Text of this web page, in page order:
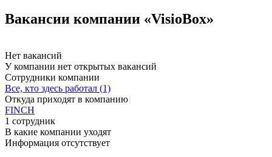
Вакансии компании «VisioBox»
Нет вакансий
У компании нет открытых вакансий
Сотрудники компании
Все, кто здесь работал (1)
Откуда приходят в компанию
FINCH
1 сотрудник
В какие компании уходят
Информация отсутствует